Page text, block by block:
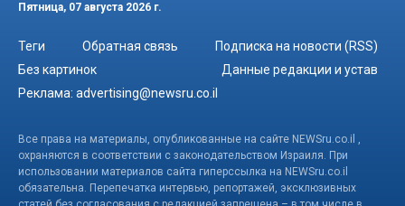
Пятница, 07 августа 2026 г.
Теги Обратная связь
Подписка на новости (RSS)
Без картинок
Данные редакции и устав
Реклама: advertising@newsru.co.il
Все права на материалы, опубликованные на сайте NEWSru.co.il ,
охраняются в соответствии с законодательством Израиля. При
использовании материалов сайта гиперссылка на NEWSru.co.il
обязательна. Перепечатка интервью, репортажей, эксклюзивных